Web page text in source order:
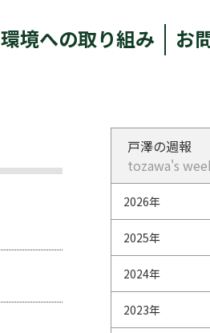
環境への取り組み お
戸澤の週報
tozawa's
2026年
2025年
2024年
2023年